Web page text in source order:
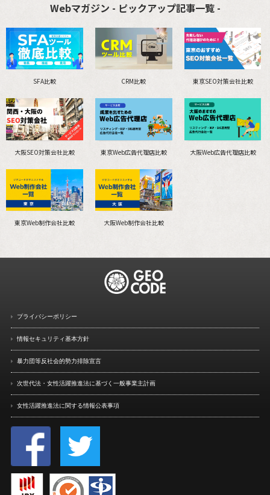
Webマガジン - ピックアップ記事一覧 -
SFA比較 CRM比較 東京SEO対策会社比較
大阪SEO対策会社比較 東京Web広告代理店比較 大阪Web広告代理店比較
東京Web制作会社比較 大阪Web制作会社比較
プライバシーポリシー
情報セキュリティ基本方針
暴力団等反社会的勢力排除宣言
次世代法・女性活躍推進法に基づく一般事業主計画
女性活躍推進法に関する情報公表事項